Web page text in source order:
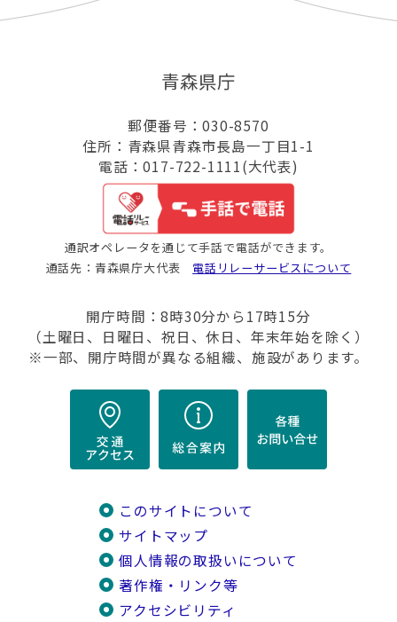
青森県庁
郵便番号：030-8570
住所：青森県青森市長島一丁目1-1
電話：017-722-1111(大代表)
通訳オペレータを通じて手話で電話ができます。
通話先：青森県庁大代表 電話リレーサービスについて
開庁時間：8時30分から17時15分
（土曜日、日曜日、祝日、休日、年末年始を除く）
※一部、開庁時間が異なる組織、施設があります。
このサイトについて
サイトマップ
個人情報の取扱いについて
著作権・リンク等
アクセシビリティ